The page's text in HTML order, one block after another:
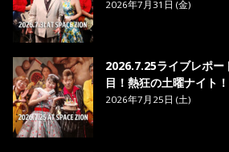
2026年7月31日 (金)
2026.7.25ライブレポー
目！熱狂の土曜ナイト！
2026年7月25日 (土)